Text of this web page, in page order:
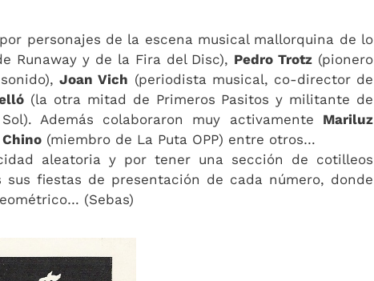
personajes de la escena musical mallorquina de lo
Runaway y de la Fira del Disc), Pedro Trotz (pionero
Joan Vich (periodista musical, co-director de
(la otra mitad de Primeros Pasitos y militante de
Además colaboraron muy activamente Mariluz
Chino (miembro de La Puta OPP) entre otros…
aleatoria y por tener una sección de cotilleos
sus fiestas de presentación de cada número, donde
(Sebas)